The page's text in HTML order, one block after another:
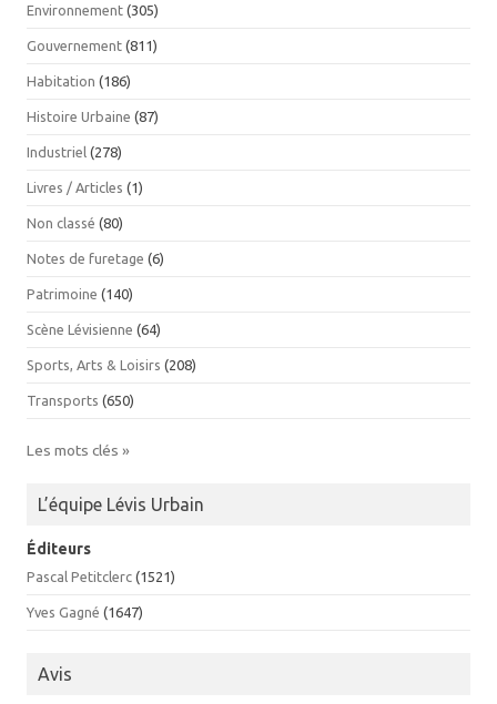
Environnement (305)
Gouvernement (811)
Habitation (186)
Histoire Urbaine (87)
Industriel (278)
Livres / Articles (1)
Non classé (80)
Notes de furetage (6)
Patrimoine (140)
Scène Lévisienne (64)
Sports, Arts & Loisirs (208)
Transports (650)
Les mots clés »
L’équipe Lévis Urbain
Éditeurs
Pascal Petitclerc (1521)
Yves Gagné (1647)
Avis